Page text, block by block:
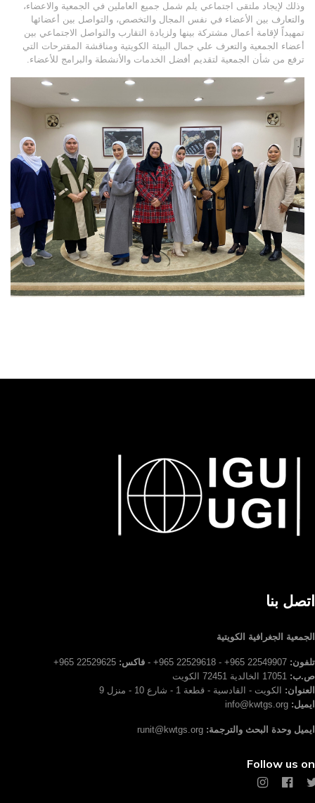
وذلك لإيجاد ملتقى اجتماعي يلم شمل جميع العاملين في الجمعية والاعضاء،
والتعارف بين الأعضاء في نفس المجال والتخصص، والتواصل بين أعضائها
تمهيداً لإقامة أعمال مشتركة بينها ولزيادة التقارب والتواصل الاجتماعي بين
أعضاء الجمعية والتعرف علي جمال البيئة الكويتية ومناقشة المقترحات التي
ترفع من شأن الجمعية لتقديم أفضل الخدمات والأنشطة والبرامج للأعضاء.
اتصل بنا
الجمعية الجغرافية الكويتية
تلفون: فاكس: 22529625 965+
ص.ب: 17051 الخالدية 72451 الكويت
العنوان:
الكويت - القادسية - قطعة 1 - شارع 10 - منزل 9
ايميل: info@kwtgs.org
ايميل وحدة البحث والترجمة: runit@kwtgs.org
Follow us on